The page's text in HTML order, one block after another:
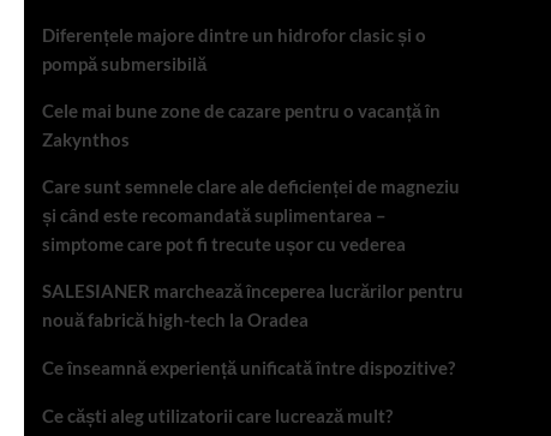
Diferențele majore dintre un hidrofor clasic și o
pompă submersibilă
Cele mai bune zone de cazare pentru o vacanță în
Zakynthos
Care sunt semnele clare ale deficienței de magneziu
și când este recomandată suplimentarea –
simptome care pot fi trecute ușor cu vederea
SALESIANER marchează începerea lucrărilor pentru
nouă fabrică high-tech la Oradea
Ce înseamnă experiență unificată între dispozitive?
Ce căști aleg utilizatorii care lucrează mult?